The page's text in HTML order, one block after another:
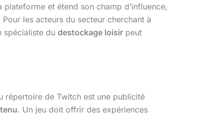
et étend son champ d’influence,
les acteurs du secteur cherchant à
spécialiste du destockage loisir peut
répertoire de Twitch est une publicité
. Un jeu doit offrir des expériences